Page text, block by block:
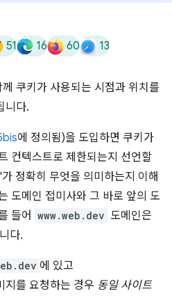
51 16 60 13
쿠키가 사용되는 시점과 위치를
니다.
에 정의됨)을 도입하면 쿠키가
컨텍스트로 제한되는지 선언할
정확히 무엇을 의미하는지 이해
도메인 접미사와 그 바로 앞의 도
들어 www.web.dev 도메인은
다.
에 있고
지를 요청하는 경우 동일 사이트